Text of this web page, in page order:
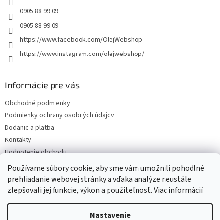
Používame súbory cookie, aby sme vám umožnili pohodlné
prehliadanie webovej stránky a vďaka analýze neustále
zlepšovali jej funkcie, výkon a použiteľnosť.Viac informácií
Nastavenie
0905 88 99 09
0905 88 99 09
https://www.facebook.com/OlejWebshop
https://www.instagram.com/olejwebshop/
Informácie pre vás
Obchodné podmienky
Podmienky ochrany osobných údajov
Dodanie a platba
Kontakty
Hodnotenie obchodu
Blog